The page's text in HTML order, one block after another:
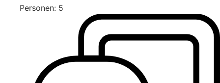
Personen: 5